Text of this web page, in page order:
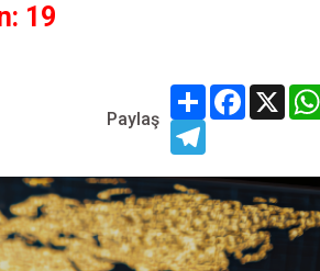
19
Paylaş
ShareFacebook
X
Telegram